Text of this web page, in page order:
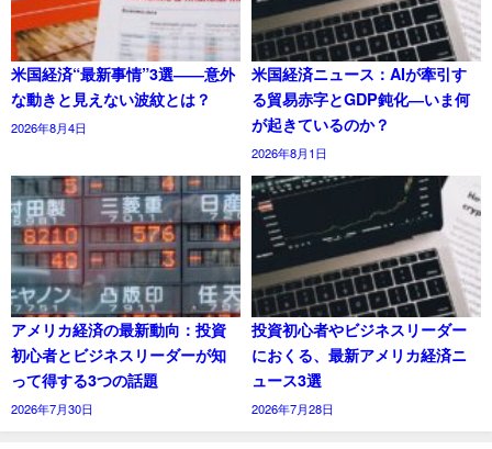
米国経済“最新事情”3選――意外
な動きと見えない波紋とは？
2026年8月4日
米国経済ニュース：AIが牽引す
る貿易赤字とGDP鈍化―いま何
が起きているのか？
2026年8月1日
アメリカ経済の最新動向：投資
初心者とビジネスリーダーが知
って得する3つの話題
2026年7月30日
投資初心者やビジネスリーダー
におくる、最新アメリカ経済ニ
ュース3選
2026年7月28日